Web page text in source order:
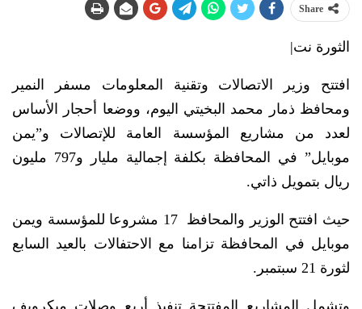
Share
الثورة نت|
افتتح وزير الاتصالات وتقنية المعلومات مسفر النمير
ومحافظ ذمار محمد البخيتي اليوم، ووضعا أحجار الأساس
لعدد من مشاريع المؤسسة العامة للإتصالات و”يمن
موبايل” في المحافظة بكلفة إجمالية مليار و797 مليون
ريال بتمويل ذاتي.
حيث افتتح الوزير والمحافظ 17 مشروعا للمؤسسة ويمن
موبايل في المحافظة تزامنا مع الاحتفالات بالعيد السابع
لثورة 21 سبتمبر.